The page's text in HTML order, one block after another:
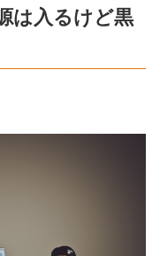
は入るけど黒